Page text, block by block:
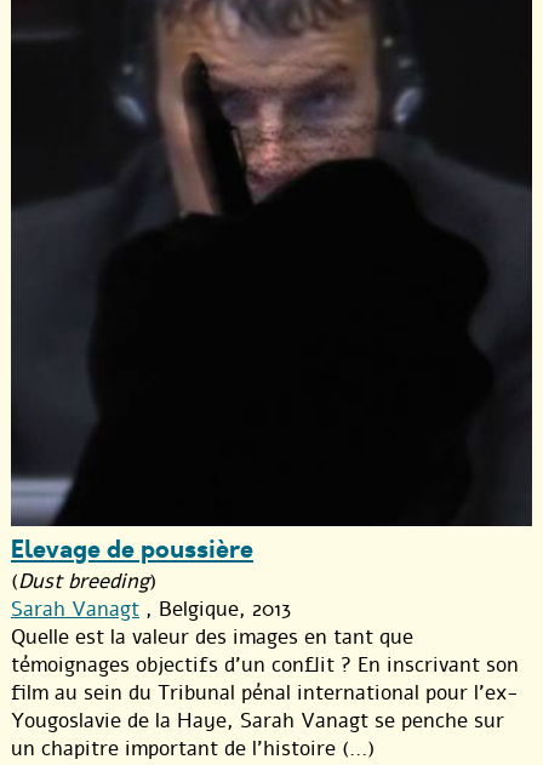
Elevage de poussière
(Dust breeding)
Sarah Vanagt , Belgique, 2013
Quelle est la valeur des images en tant que
témoignages objectifs d’un conflit ? En inscrivant son
film au sein du Tribunal pénal international pour l’ex-
Yougoslavie de la Haye, Sarah Vanagt se penche sur
un chapitre important de l’histoire (...)